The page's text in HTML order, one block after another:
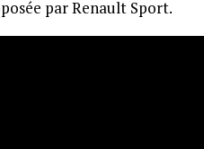
par Renault Sport.